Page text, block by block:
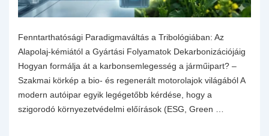
Fenntarthatósági Paradigmaváltás a Tribológiában: Az
Alapolaj-kémiától a Gyártási Folyamatok Dekarbonizációjáig
Hogyan formálja át a karbonsemlegesség a járműipart? –
Szakmai körkép a bio- és regenerált motorolajok világából A
modern autóipar egyik legégetőbb kérdése, hogy a
szigorodó környezetvédelmi előírások (ESG, Green …